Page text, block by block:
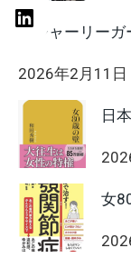
メジャーリーガ
2026年2月11日
日
女